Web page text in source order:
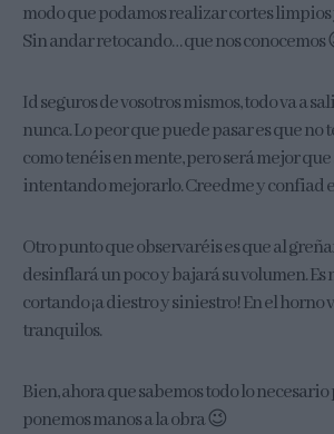
modo que podamos realizar cortes limpios
Sin andar retocando… que nos conocemos
Id seguros de vosotros mismos, todo va a
nunca. Lo peor que puede pasar es que
como tenéis en mente, pero será mejor
intentando mejorarlo. Creedme y confiad
Otro punto que observaréis es que al
desinflará un poco y bajará su volumen. Es
cortando ¡a diestro y siniestro! En el horno
tranquilos.
Bien, ahora que sabemos todo lo
ponemos manos a la obra 😉